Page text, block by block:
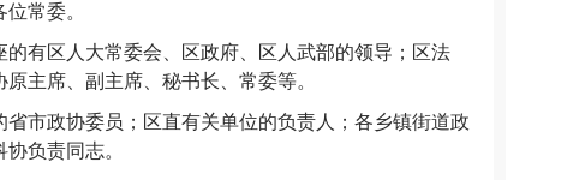
常委。
有区人大常委会、区政府、区人武部的领导；区法
主席、副主席、秘书长、常委等。
市政协委员；区直有关单位的负责人；各乡镇街道政
负责同志。